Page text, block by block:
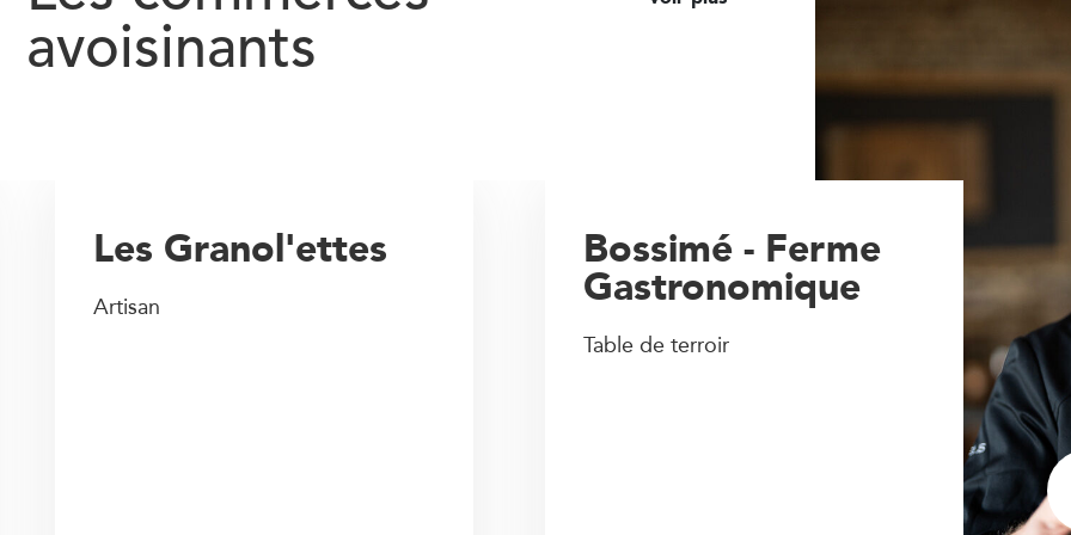
avoisinants
Bossimé - Ferme
Gastronomique
Table de terroir
Les Granol'ettes
Artisan